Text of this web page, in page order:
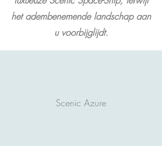
het adembenemende landschap aan
u voorbijglijdt.
Scenic Azure